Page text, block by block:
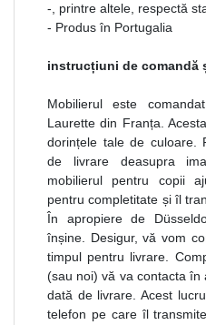
-, printre altele, respectă
- Produs în Portugalia
instrucțiuni de comandă
Mobilierul este
Laurette din Franța.
dorințele tale de culoare.
de livrare deasupra
mobilierul pentru copii
pentru completitate și îl
În apropiere de
înșine. Desigur, vă vom
timpul pentru livrare.
(sau noi) vă va contacta
dată de livrare. Acest
telefon pe care îl